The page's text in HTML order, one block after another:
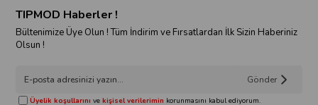
TIPMOD Haberler !
Bültenimize Üye Olun ! Tüm İndirim ve Fırsatlardan İlk Sizin Haberiniz
Olsun !
Gönder
Üyelik koşullarını vekişisel verilerimin korunmasını kabul ediyorum.